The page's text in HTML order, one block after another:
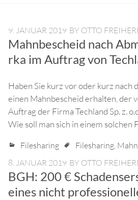
Rechtsschutz.
9. JANUAR 2019 BY OTTO
Mahnbescheid nach
rka im Auftrag von
Haben Sie kurz vor oder kurz nach
einen Mahnbescheid erhalten, der
Auftrag der Firma Techland Sp. z.
Wie soll man sich in einem solchen
Filesharing Filesharing,
8. JANUAR 2019 BY OTTO
BGH: 200 €
eines nicht